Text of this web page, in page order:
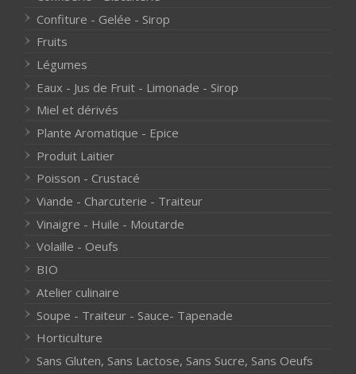
Confiture - Gelée - Sirop
Fruits
Légumes
Eaux - Jus de Fruit - Limonade - Sirop
Miel et dérivés
Plante Aromatique - Epice
Produit Laitier
Poisson - Crustacé
Viande - Charcuterie - Traiteur
Vinaigre - Huile - Moutarde
Volaille - Oeufs
BIO
Atelier culinaire
Soupe - Traiteur - Sauce- Tapenade
Horticulture
Sans Gluten, Sans Lactose, Sans Sucre, Sans Oeufs